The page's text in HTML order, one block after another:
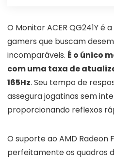
O Monitor ACER QG241Y é
gamers que buscam
incomparáveis. É o único
com uma taxa de
165Hz. Seu tempo de
assegura jogatinas sem
proporcionando reflexos
O suporte ao AMD Radeon
perfeitamente os quadros